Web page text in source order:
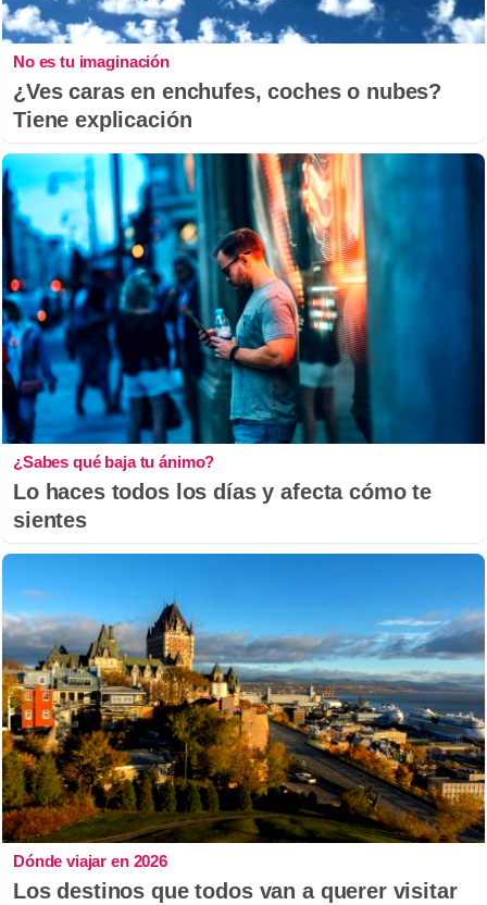
No es tu imaginación
¿Ves caras en enchufes, coches o nubes?
Tiene explicación
¿Sabes qué baja tu ánimo?
Lo haces todos los días y afecta cómo te
sientes
Dónde viajar en 2026
Los destinos que todos van a querer visitar